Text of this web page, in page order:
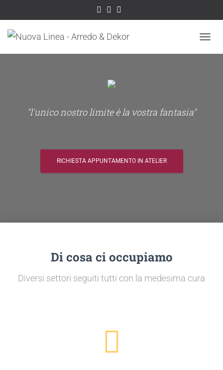
"l'unico nostro limite è la vostra fantasia"
RICHIESTA APPUNTAMENTO IN ATELIER
Di cosa ci occupiamo
Diversi settori seguiti tutti con la medesima cura